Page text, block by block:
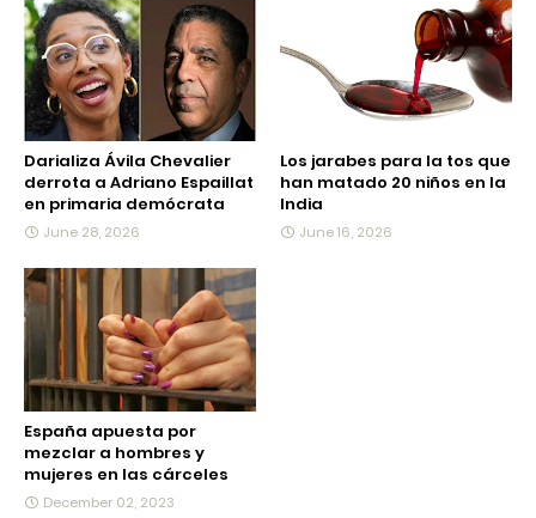
Darializa Ávila Chevalier
derrota a Adriano Espaillat
en primaria demócrata
June 28, 2026
Los jarabes para la tos que
han matado 20 niños en la
India
June 16, 2026
España apuesta por
mezclar a hombres y
mujeres en las cárceles
December 02, 2023